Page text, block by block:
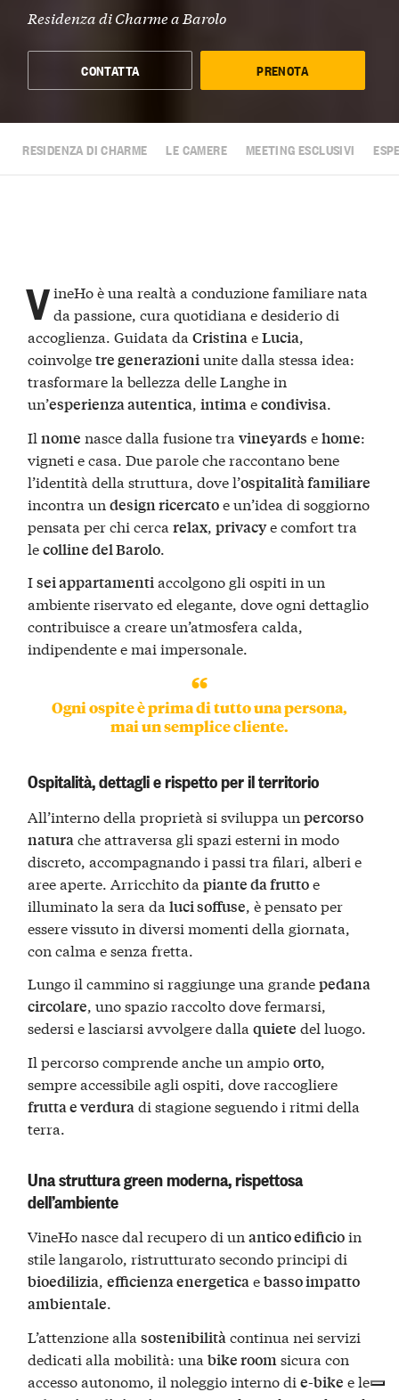
Residenza di Charme a Barolo
CONTATTA PRENOTA
RESIDENZA DI CHARME LE CAMERE MEETING ESCLUSIVI
VineHo è una realtà a conduzione familiare nata
da passione, cura quotidiana e desiderio di
accoglienza. Guidata daCristinaeLucia,
coinvolgetre generazioniunite dalla stessa idea:
trasformare la bellezza delle Langhe in
un’esperienza autentica,intimaecondivisa.
Ilnome nasce dalla fusione travineyards ehome:
vigneti e casa. Due parole che raccontano bene
l’identità della struttura, dove l’ospitalità familiare
incontra undesign ricercatoe un’idea di soggiorno
pensata per chi cercarelax ,privacye comfort tra
lecolline del Barolo
Isei appartamentiaccolgono gli ospiti in un
ambiente riservato ed elegante, dove ogni dettaglio
contribuisce a creare un’atmosfera calda,
indipendente e mai impersonale.
Ogni ospite è prima di tutto una persona,
mai un semplice cliente.
Ospitalità, dettagli e rispetto per il territorio
All’interno della proprietà si sviluppa unpercorso
naturache attraversa gli spazi esterni in modo
discreto, accompagnando i passi tra filari, alberi e
aree aperte. Arricchito dapiante da fruttoe
illuminato la sera daluci soffuse, è pensato per
essere vissuto in diversi momenti della giornata,
con calma e senza fretta.
Lungo il cammino si raggiunge una grandepedana
circolare, uno spazio raccolto dove fermarsi,
sedersi e lasciarsi avvolgere dallaquiete del luogo.
Il percorso comprende anche un ampioorto,
sempre accessibile agli ospiti, dove raccogliere
frutta e verduradi stagione seguendo i ritmi della
terra.
Una struttura green moderna, rispettosa
dell’ambiente
VineHo nasce dal recupero di unantico edificioin
stile langarolo, ristrutturato secondo principi di
bioedilizia,efficienza energeticaebasso impatto
ambientale.
L’attenzione allasostenibilitàcontinua nei servizi
dedicati alla mobilità: unabike roomsicura con
accesso autonomo, il noleggio interno die-bike e le